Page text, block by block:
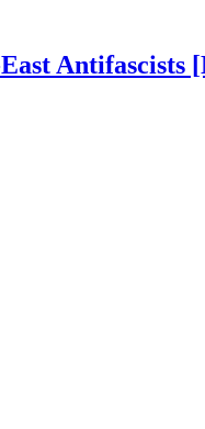
Antifascists